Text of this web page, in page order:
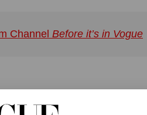
Channel Before it’s in Vogue
moeten zien. Die van mij ziet er